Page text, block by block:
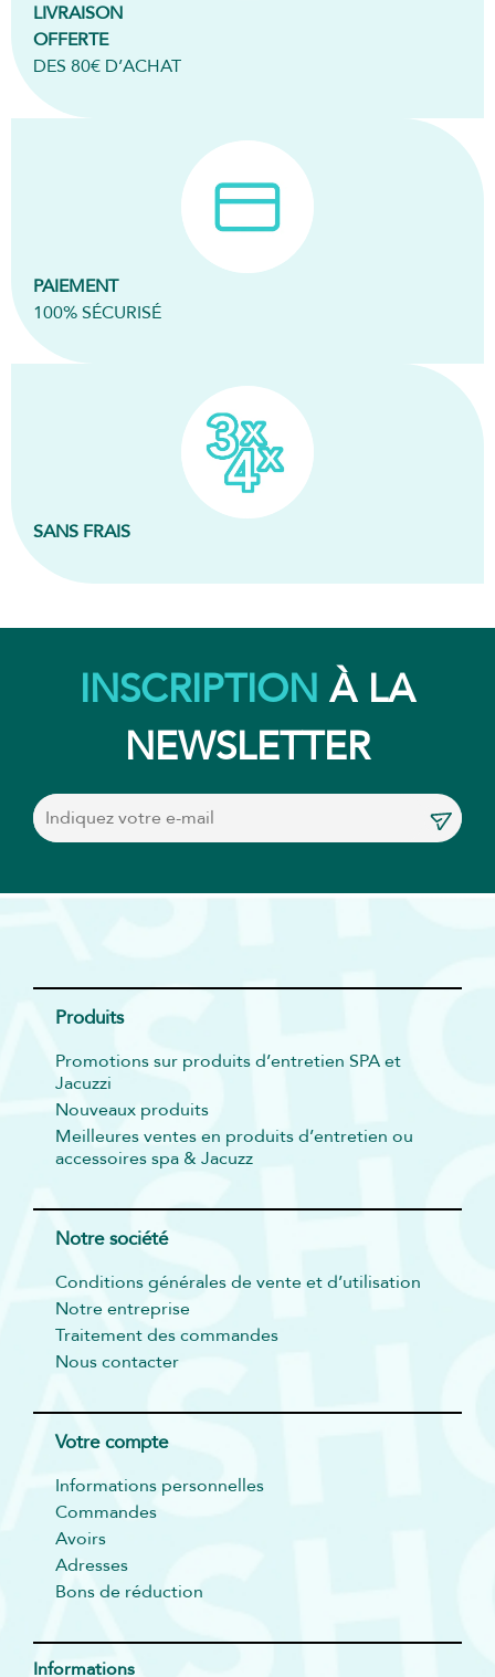
LIVRAISON
OFFERTE
DES 80€ D’ACHAT
PAIEMENT
100% SÉCURISÉ
SANS FRAIS
INSCRIPTION À LA
NEWSLETTER
Produits
Promotions sur produits d’entretien SPA et
Jacuzzi
Nouveaux produits
Meilleures ventes en produits d’entretien ou
accessoires spa & Jacuzz
Notre société
Conditions générales de vente et d’utilisation
Notre entreprise
Traitement des commandes
Nous contacter
Votre compte
Informations personnelles
Commandes
Avoirs
Adresses
Bons de réduction
Informations